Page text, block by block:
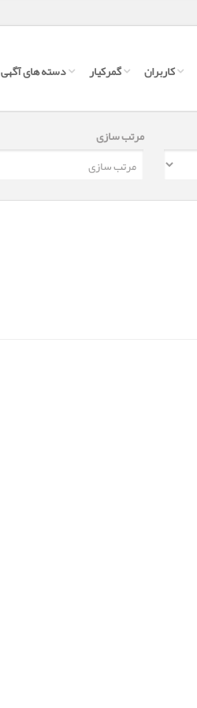
کاربران گمرکیار دسته های آگهی
مرتب سازی